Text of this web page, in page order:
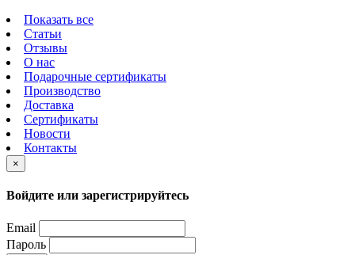
Показать все
Статьи
Отзывы
О нас
Подарочные сертификаты
Производство
Доставка
Сертификаты
Новости
Контакты
×
Войдите или зарегистрируйтесь
Email
Пароль